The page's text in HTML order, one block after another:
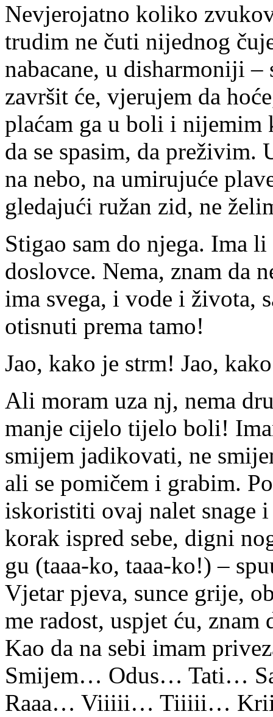
Nevjerojatno koliko
trudim ne čuti nijednog
nabacane, u disharmoniji
završit će, vjerujem da
plaćam ga u boli i
da se spasim, da preživim.
na nebo, na umirujuće
gledajući ružan zid, ne
Stigao sam do njega. Ima
doslovce. Nema, znam da
ima svega, i vode i života,
otisnuti prema tamo!
Jao, kako je strm! Jao,
Ali moram uza nj, nema
manje cijelo tijelo boli!
smijem jadikovati, ne
ali se pomičem i grabim.
iskoristiti ovaj nalet snage
korak ispred sebe, digni
gu (taaa-ko, taaa-ko!) –
Vjetar pjeva, sunce grije,
me radost, uspjet ću, znam
Kao da na sebi imam
Smijem… Odus… Tati…
Raaa… Viiiii… Tiiiii…